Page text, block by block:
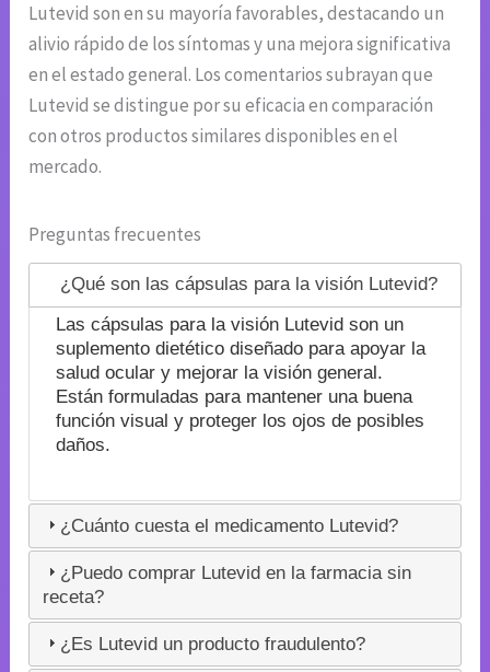
Lutevid son en su mayoría favorables, destacando un
alivio rápido de los síntomas y una mejora significativa
en el estado general. Los comentarios subrayan que
Lutevid se distingue por su eficacia en comparación
con otros productos similares disponibles en el
mercado.
Preguntas frecuentes
¿Qué son las cápsulas para la visión Lutevid?
Las cápsulas para la visión Lutevid son un
suplemento dietético diseñado para apoyar la
salud ocular y mejorar la visión general.
Están formuladas para mantener una buena
función visual y proteger los ojos de posibles
daños.
¿Cuánto cuesta el medicamento Lutevid?
¿Puedo comprar Lutevid en la farmacia sin
receta?
¿Es Lutevid un producto fraudulento?